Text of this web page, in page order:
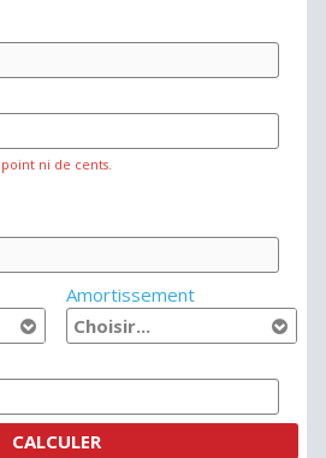
ni de cents.
Amortissement